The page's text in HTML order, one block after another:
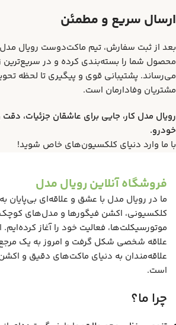
ارسال سریع و مطمئن
بعد از ثبت سفارش، تیم ماکت‌دوست رویال مدل
محصول شما را بسته‌بندی کرده و در
می‌رساند. پشتیبانی قوی و پیگیری تا لحظه
مشتریان وفادارمان است.
رویال مدل کار، جایی برای عاشقان جزئیات، دقت
خودرو.
با ما وارد دنیای کلکسیون‌های خاص شوید!
فروشگاه آنلاین رویال مدل
ما در رویال مدل با عشق و علاقه‌ای بی‌پایان
کلکسیونی، اکشن فیگورها و مدل‌های
موتورسیکلت‌ها، فعالیت خود را آغاز
علاقه شخصی شکل گرفت و امروز به یک
علاقه‌مندان به دنیای ماکت‌های دقیق و
است.
چرا ما؟